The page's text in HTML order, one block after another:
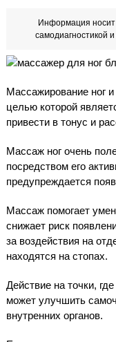
Информация носит
самодиагностикой
Массажирование ног
целью которой
привести в тонус и
Массаж ног очень
посредством его
предупреждается
Массаж помогает
снижает риск
за воздействия на
находятся на стопах.
Действие на точки,
может улучшить
внутренних органов.